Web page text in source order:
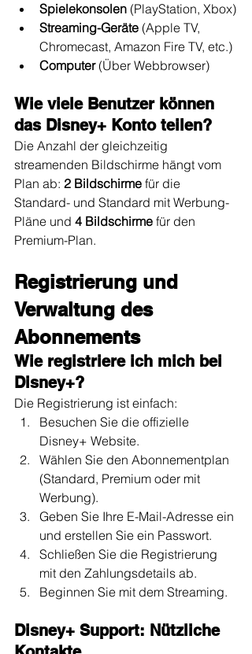
Spielekonsolen (PlayStation, Xbox)
Streaming-Geräte (Apple TV,
Chromecast, Amazon Fire TV, etc.)
Computer (Über Webbrowser)
Wie viele Benutzer können
das Disney+ Konto teilen?
Die Anzahl der gleichzeitig
streamenden Bildschirme hängt vom
Plan ab: 2 Bildschirme für die
Standard- und Standard mit Werbung-
Pläne und 4 Bildschirme für den
Premium-Plan.
Registrierung und
Verwaltung des
Abonnements
Wie registriere ich mich bei
Disney+?
Die Registrierung ist einfach:
Besuchen Sie die offizielle
Disney+ Website.
Wählen Sie den Abonnementplan
(Standard, Premium oder mit
Werbung).
Geben Sie Ihre E-Mail-Adresse ein
und erstellen Sie ein Passwort.
Schließen Sie die Registrierung
mit den Zahlungsdetails ab.
Beginnen Sie mit dem Streaming.
Disney+ Support: Nützliche